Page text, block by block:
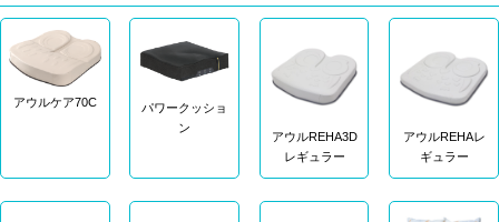
アウルケア70C
パワークッショ
ン
アウルREHA3D
レギュラー
アウルREHAレ
ギュラー